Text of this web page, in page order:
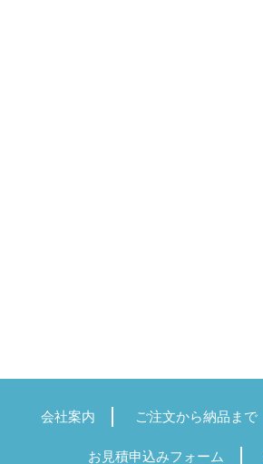
会社案内 ご注文から納品まで
お見積申込みフォーム